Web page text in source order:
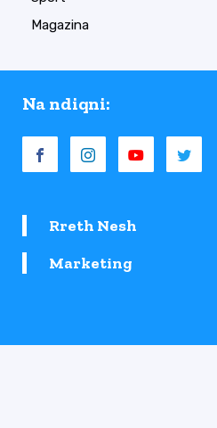
Magazina
Na ndiqni:
Rreth Nesh
Marketing